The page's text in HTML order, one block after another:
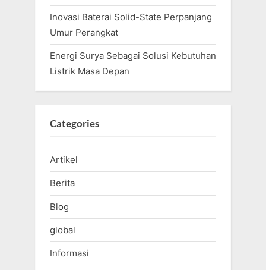
Inovasi Baterai Solid-State Perpanjang
Umur Perangkat
Energi Surya Sebagai Solusi Kebutuhan
Listrik Masa Depan
Categories
Artikel
Berita
Blog
global
Informasi